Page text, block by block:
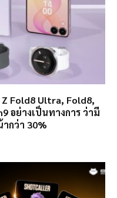
Fold8 Ultra, Fold8,
อย่างเป็นทางการ ว่ามี
กว่า 30%